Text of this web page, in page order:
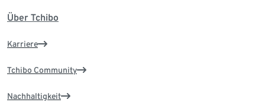
Über Tchibo
Karriere
Tchibo Community
Nachhaltigkeit